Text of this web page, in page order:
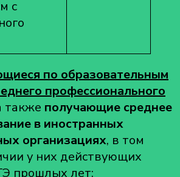
с
по образовательным
профессионального
также получающие среднее
в иностранных
организациях, в том
у них действующих
прошлых лет: